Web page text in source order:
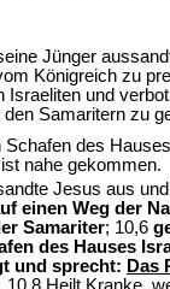
Jünger
Königreich zu
Israeliten und
Samaritern zu
des
nahe gekommen.
Jesus aus
einen Weg der
Samariter; 10,6
des Hauses
und sprecht: Das
. 10,8 Heilt Kranke,